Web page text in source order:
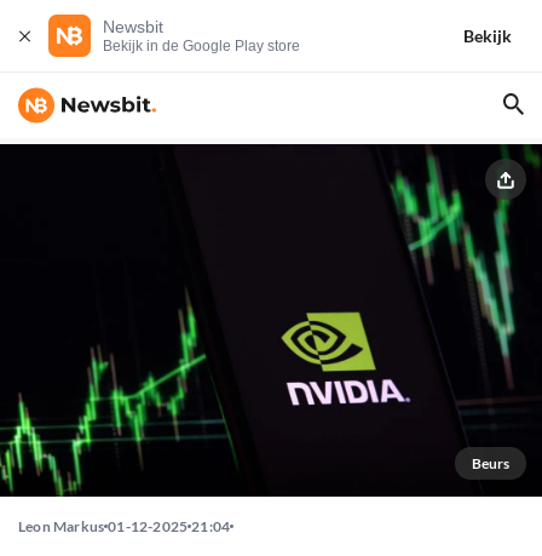
Newsbit
Bekijk in de Google Play store
Bekijk
Beurs
Leon Markus 01-12-2025 21:04